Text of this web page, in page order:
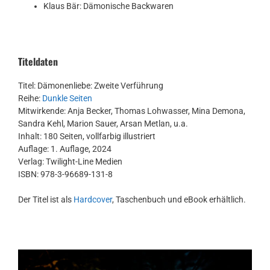
Klaus Bär: Dämonische Backwaren
Titeldaten
Titel: Dämonenliebe: Zweite Verführung
Reihe: Dunkle Seiten
Mitwirkende: Anja Becker, Thomas Lohwasser, Mina Demona,
Sandra Kehl, Marion Sauer, Arsan Metlan, u.a.
Inhalt: 180 Seiten, vollfarbig illustriert
Auflage: 1. Auflage, 2024
Verlag: Twilight-Line Medien
ISBN: 978-3-96689-131-8
Der Titel ist als Hardcover, Taschenbuch und eBook erhältlich.